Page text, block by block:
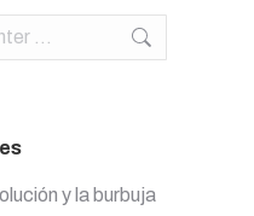
y la burbuja